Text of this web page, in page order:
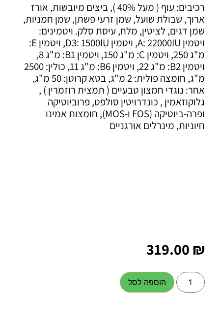
רכיבים: עוף ( מעל 40% ), ביצים מיובשות, אורז
ארוך, שבולת שועל, שמן זרעי פשתן, שמן חמניות,
שמן דגים, לציטין, מלח, עיסת סלק. ויטמינים:
ויטמין A: 22000IU, ויטמין D3: 1500IU, ויטמין E:
מ"ג 250, ויטמין C: מ"ג 150, ויטמין B1: מ"ג 8,
ויטמין B2: מ"ג 22, ויטמין B6: מ"ג 11, כולין: 2500
מ"ג, חומצה פולית: 2 מ"ג, בטא קרוטן: 50 מ"ג,
אחר: נוגדי חמצון טבעיים ( תמצית רוזמרין ) ,
גלוקוזאמין , כונדרויטין סולפט, פרוביוטיקה
ופרה-ביוטיקה (FOS ו-MOS), חומצות אמינו
חיוניות, מינרלים אורגניים
319.00 ₪
הוספה לסל